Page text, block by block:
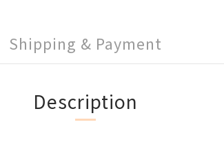
Shipping & Payment
Description